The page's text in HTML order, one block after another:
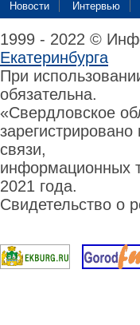
Новости Интервью
1999 - 2022 ©
Екатеринбурга
При
обязательна.
«Свердловское
связи,
информационных
2021 года.
Свидетельство о